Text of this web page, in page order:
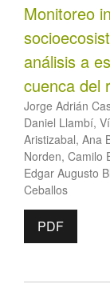
Monitoreo
análisis a
cuenca del
Jorge Adrián
Daniel Llambí,
Aristizabal, Ana
Norden, Camilo
Edgar Augusto
Ceballos
PDF